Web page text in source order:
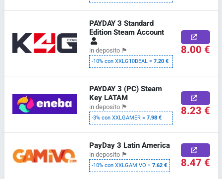
PAYDAY 3 Standard
Edition Steam Account
in deposito 🏴
-10% con XXLG10DEAL =7.20 €
8.00 €
PAYDAY 3 (PC) Steam
Key LATAM
in deposito 🏴
-3% con XXLGAMER =7.98 € 8.23 €
PayDay 3 Latin America
in deposito 🏴
-10% con XXLGAMIVO =7.62 € 8.47 €